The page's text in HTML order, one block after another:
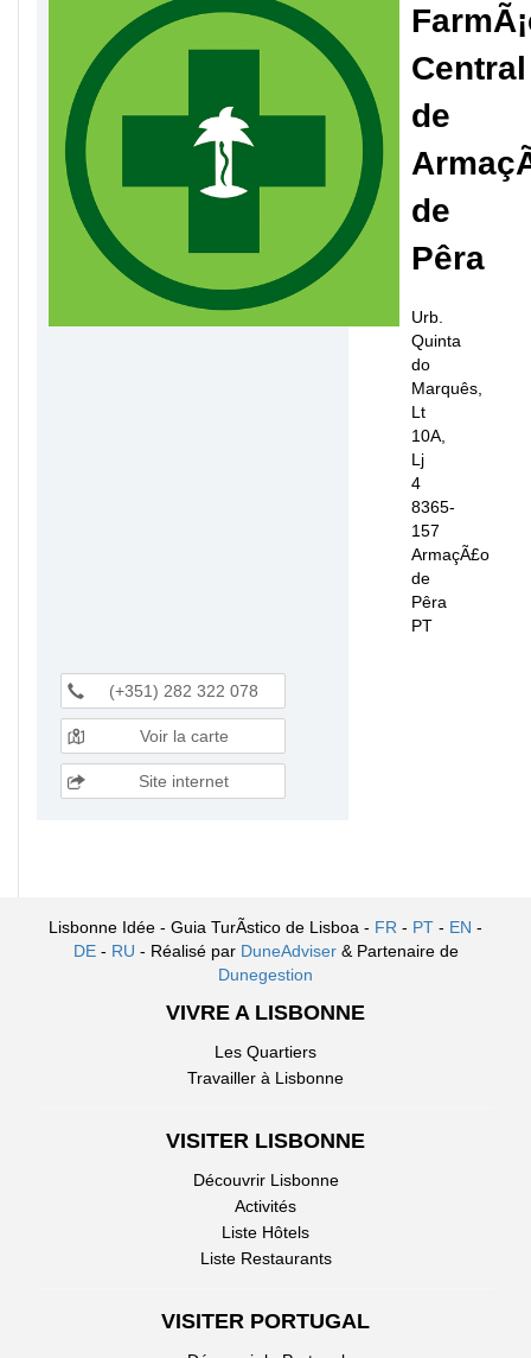
Central
de
de
Pêra
Urb.
Quinta
do
Marquês,
Lt
10A,
Lj
4
8365-
157
ArmaçÃ£o
de
Pêra
PT
(+351) 282 322 078
Voir la carte
Site internet
Lisbonne Idée - Guia TurÃ­stico de Lisboa - FR - PT - EN -
DE- RU - Réalisé par DuneAdviser & Partenaire de
Dunegestion
VIVRE A LISBONNE
Les Quartiers
Travailler à Lisbonne
VISITER LISBONNE
Découvrir Lisbonne
Activités
Liste Hôtels
Liste Restaurants
VISITER PORTUGAL